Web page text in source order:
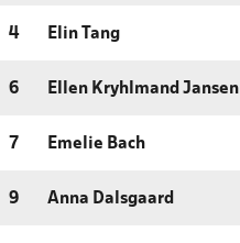
4 Elin Tang
6 Ellen Kryhlmand Jansen
7 Emelie Bach
9 Anna Dalsgaard